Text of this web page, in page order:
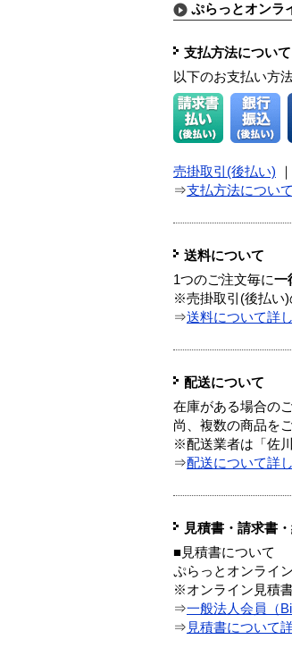
ぷらっとオンラ
支払方法について
以下のお支払い方
売掛取引(後払い)
⇒支払方法につい
送料について
1つのご注文毎に一
※売掛取引(後払い)
⇒送料について詳
配送について
在庫がある場合の
尚、複数の商品を
※配送業者は「佐
⇒配送について詳
見積書・請求書
■見積書について
ぷらっとオンライ
※オンライン見積
⇒一般法人会員（
⇒ 見積書について